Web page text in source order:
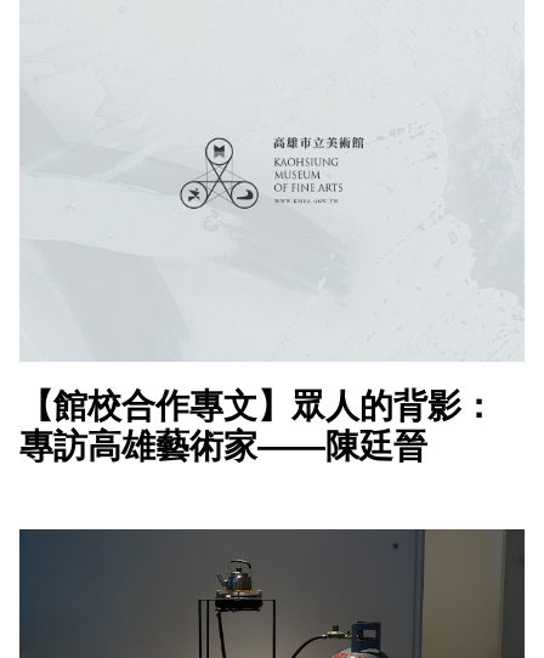
【館校合作專文】眾人的背影：
專訪高雄藝術家——陳廷晉